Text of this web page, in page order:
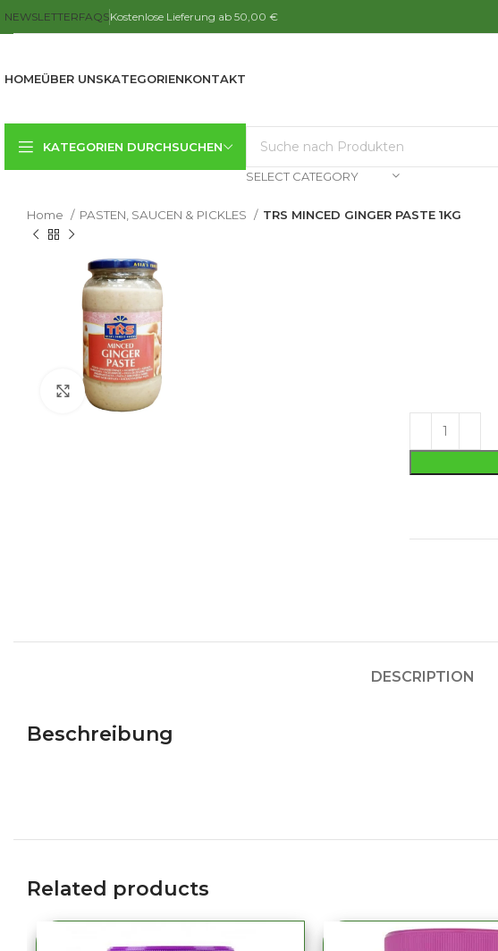
NEWSLETTERFAQSKostenlose Lieferung ab 50,00 €
HOMEÜBER UNSKATEGORIENKONTAKT
KATEGORIEN DURCHSUCHEN
SELECT CATEGORY
Home PASTEN, SAUCEN & PICKLES TRS MINCED GINGER PASTE 1KG
Click to enlarge
DESCRIPTION
Beschreibung
Related products